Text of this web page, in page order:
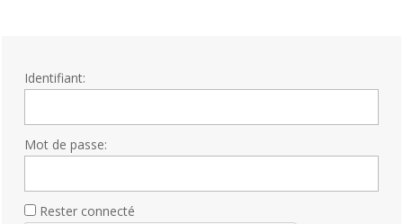
Identifiant:
Mot de passe:
Rester connecté